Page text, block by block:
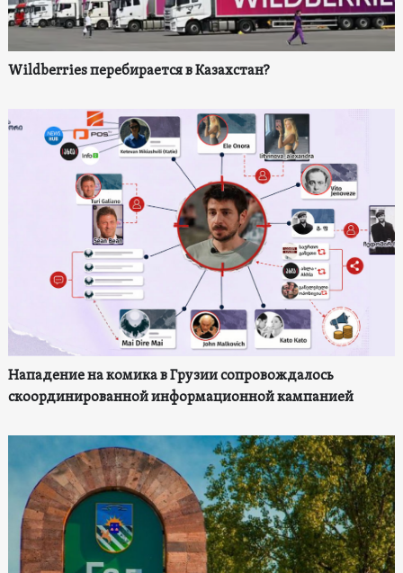
Wildberries перебирается в Казахстан?
Нападение на комика в Грузии сопровождалось
скоординированной информационной кампанией